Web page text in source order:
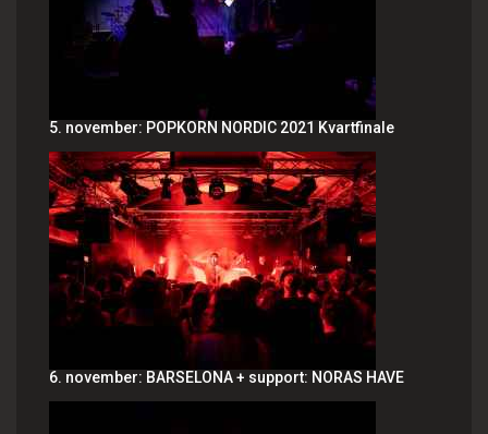
5. november: POPKORN NORDIC 2021 Kvartfinale
6. november: BARSELONA + support: NORAS HAVE